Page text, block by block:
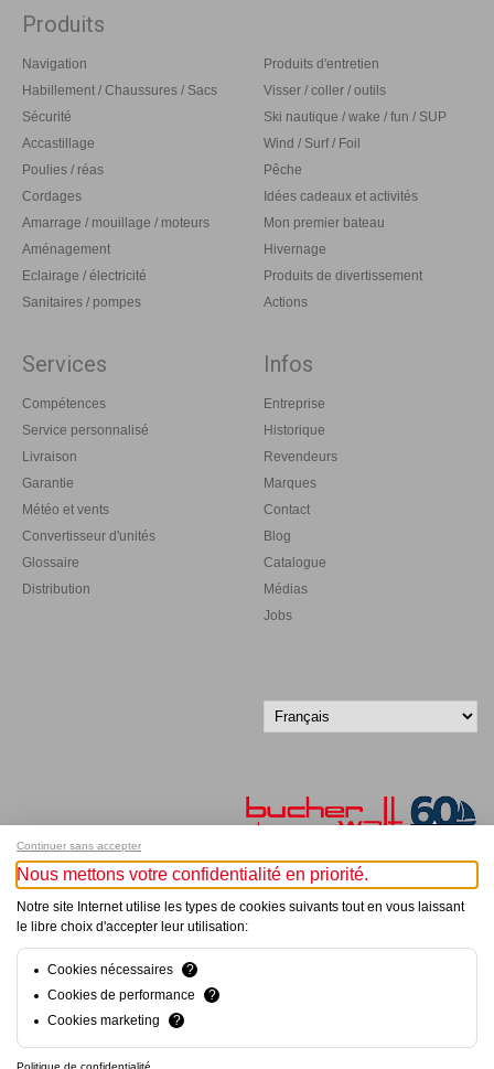
Produits
Navigation
Habillement / Chaussures / Sacs
Sécurité
Accastillage
Poulies / réas
Cordages
Amarrage / mouillage / moteurs
Aménagement
Eclairage / électricité
Sanitaires / pompes
Produits d'entretien
Visser / coller / outils
Ski nautique / wake / fun / SUP
Wind / Surf / Foil
Pêche
Idées cadeaux et activités
Mon premier bateau
Hivernage
Produits de divertissement
Actions
Services
Compétences
Service personnalisé
Livraison
Garantie
Météo et vents
Convertisseur d'unités
Glossaire
Distribution
Infos
Entreprise
Historique
Revendeurs
Marques
Contact
Blog
Catalogue
Médias
Jobs
© Bucher+Walt 2011-2026
Tous droits réservés - Informations non contractuelles
hsolutions.ch
Continuer sans accepter
Nous mettons votre confidentialité en priorité.
Notre site Internet utilise les types de cookies suivants tout en vous laissant
le libre choix d'accepter leur utilisation:
Cookies nécessaires
?
Cookies de performance
?
Cookies marketing
?
Politique de confidentialité